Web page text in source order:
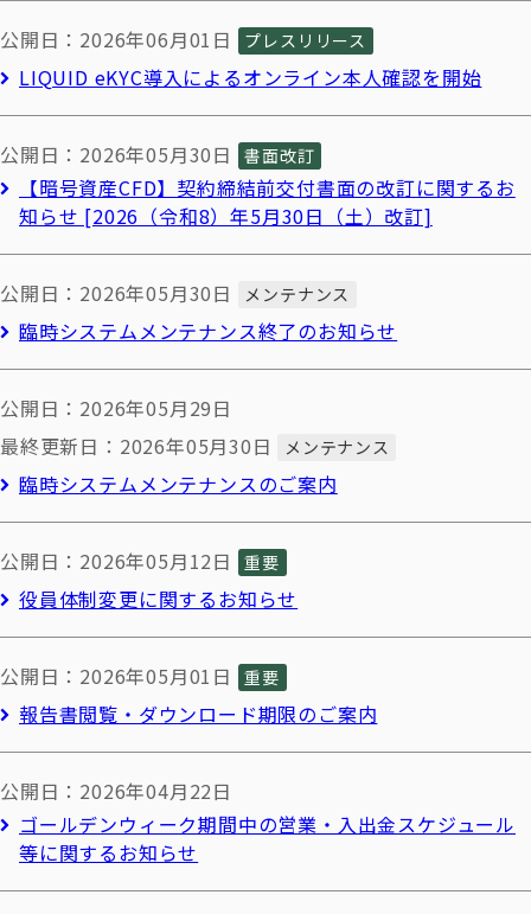
公開日：2026年06月01日 プレスリリース
LIQUID eKYC導入によるオンライン本人確認を開始
公開日：2026年05月30日 書面改訂
【暗号資産CFD】契約締結前交付書面の改訂に関するお
知らせ [2026（令和8）年5月30日（土）改訂]
公開日：2026年05月30日 メンテナンス
臨時システムメンテナンス終了のお知らせ
公開日：2026年05月29日
最終更新日：2026年05月30日
メンテナンス
臨時システムメンテナンスのご案内
公開日：2026年05月12日 重要
役員体制変更に関するお知らせ
公開日：2026年05月01日 重要
報告書閲覧・ダウンロード期限のご案内
公開日：2026年04月22日
ゴールデンウィーク期間中の営業・入出金スケジュール
等に関するお知らせ